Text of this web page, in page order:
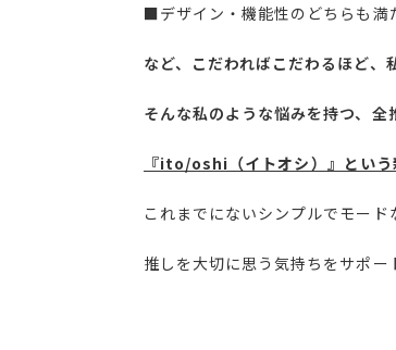
■デザイン・機能性のどちらも満
など、こだわればこだわるほど
そんな私のような悩みを持つ、全
『ito/oshi（イトオシ）』という
これまでにないシンプルでモード
推しを大切に思う気持ちをサポ